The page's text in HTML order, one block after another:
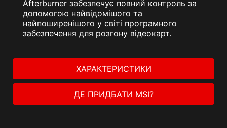
Afterburner забезпечує повний контроль за
допомогою найвідомішого та
найпоширенішого у світі програмного
забезпечення для розгону відеокарт.
ХАРАКТЕРИСТИКИ
ДЕ ПРИДБАТИ MSI?